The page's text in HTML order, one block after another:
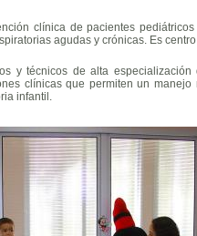
clínica de pacientes
agudas y crónicas. Es
y técnicos de alta
clínicas que permiten un manejo
infantil.